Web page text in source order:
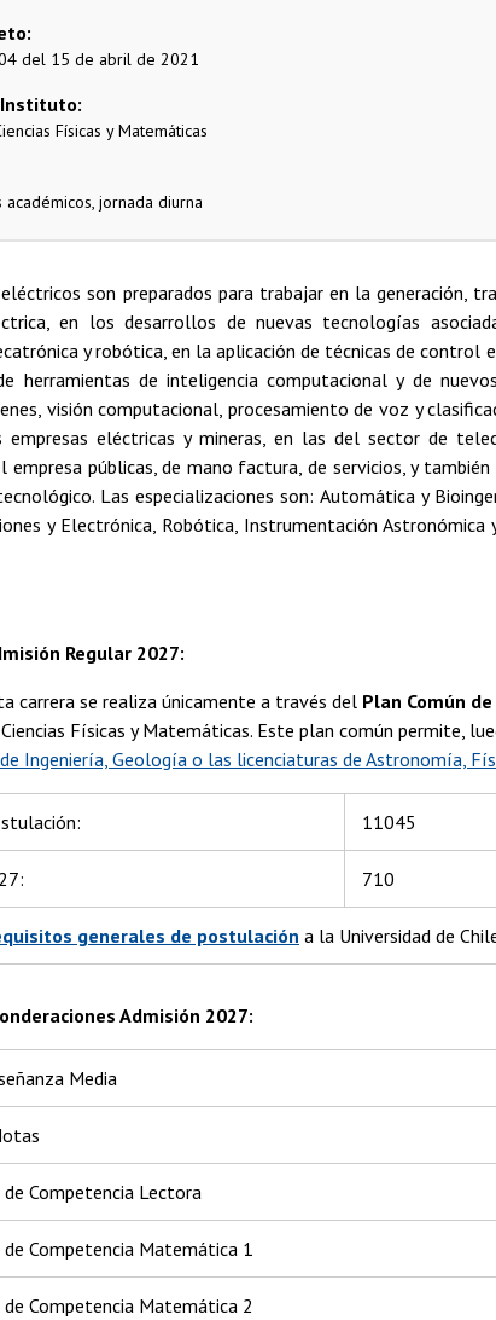
del 15 de abril de 2021
Físicas y Matemáticas
jornada diurna
son preparados para trabajar en la generación,
en los desarrollos de nuevas tecnologías
y robótica, en la aplicación de técnicas de control
herramientas de inteligencia computacional y de
visión computacional, procesamiento de voz y
empresas eléctricas y mineras, en las del sector de
empresa públicas, de mano factura, de servicios, y también
Las especializaciones son: Automática y
y Electrónica, Robótica, Instrumentación Astronómica
Regular 2027:
carrera se realiza únicamente a través del Plan Común
Físicas y Matemáticas. Este plan común permite,
Ingeniería, Geología o las licenciaturas de Astronomía,
11045
710
generales de postulación a la Universidad de
Admisión 2027:
Media
de Competencia Lectora
de Competencia Matemática 1
de Competencia Matemática 2